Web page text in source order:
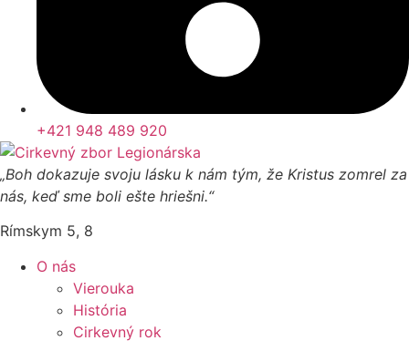
+421 948 489 920
„Boh dokazuje svoju lásku k nám tým, že Kristus zomrel za
nás, keď sme boli ešte hriešni.“
Rímskym 5, 8
O nás
Vierouka
História
Cirkevný rok